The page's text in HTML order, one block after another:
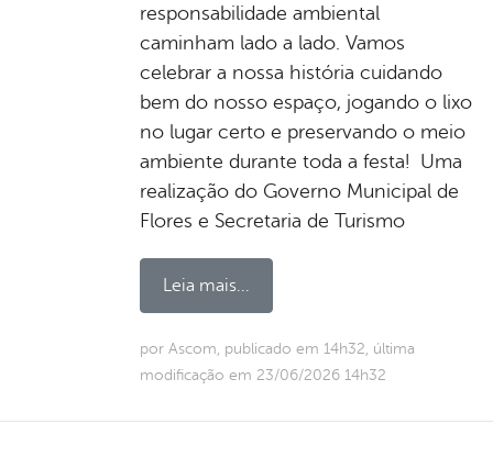
responsabilidade ambiental
caminham lado a lado. Vamos
celebrar a nossa história cuidando
bem do nosso espaço, jogando o lixo
no lugar certo e preservando o meio
ambiente durante toda a festa! Uma
realização do Governo Municipal de
Flores e Secretaria de Turismo
Leia mais...
por Ascom, publicado em 14h32, última
modificação em 23/06/2026 14h32